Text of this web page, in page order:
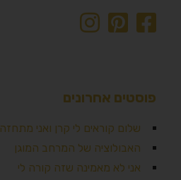
פוסטים אחרונים
שלום קוראים לי קרן ואני מתחזה
האבולוציה של המרחב המוגן
אני לא מאמינה שזה קורה לי